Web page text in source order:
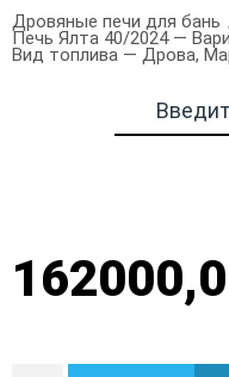
Дровяные печи для бань
Печь Ялта 40/2024 —
Вид топлива — Дрова,